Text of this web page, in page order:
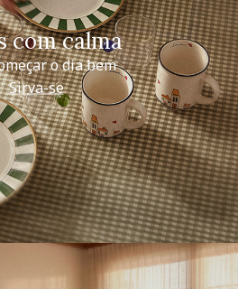
com calma
o dia bem
Sirva-se